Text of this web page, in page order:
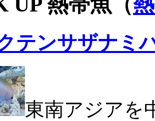
テンサザナミ
東南アジアを